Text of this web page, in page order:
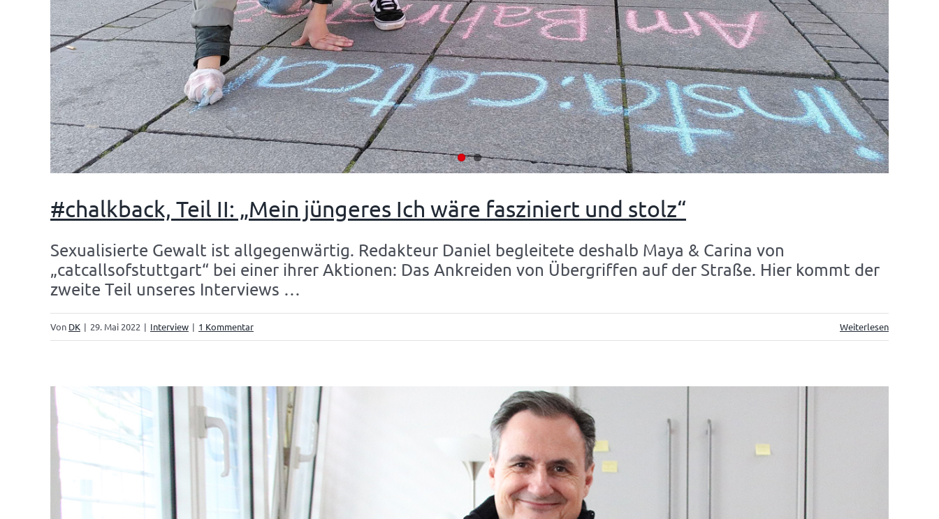
#chalkback, Teil II: „Mein jüngeres Ich wäre fasziniert und stolz“
Sexualisierte Gewalt ist allgegenwärtig. Redakteur Daniel begleitete deshalb Maya & Carina von
„catcallsofstuttgart“ bei einer ihrer Aktionen: Das Ankreiden von Übergriffen auf der Straße. Hier kommt der
zweite Teil unseres Interviews …
Von DK | 29. Mai 2022 | Interview | 1 Kommentar Weiterlesen